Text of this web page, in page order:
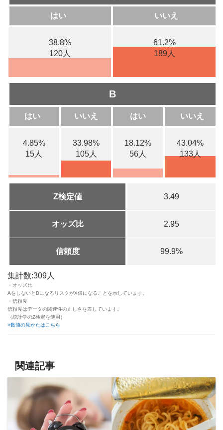
はい いいえ
38.8%
120人
61.2%
189人
B
はい いいえ はい いいえ
4.85%
15人
33.98%
105人
18.12%
56人
43.04%
133人
Z検定値 3.49
オッズ比 2.95
信頼度 99.9%
集計数:309人
・オッズ比
AをしないとBになるリスクがX倍になることを示しています。
・信頼度
信頼度はデータの関連性の正しさを表しています。
（統計学のZ検定を使用）
>数値の見かたはこちら
関連記事